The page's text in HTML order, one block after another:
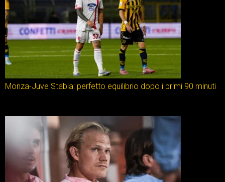
Monza-Juve Stabia: perfetto equilibrio dopo i primi 90 minuti